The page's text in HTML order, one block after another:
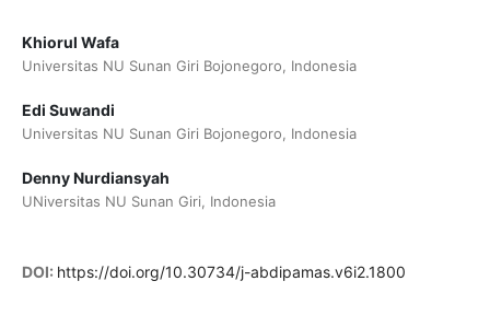
Khiorul Wafa
Universitas NU Sunan Giri Bojonegoro, Indonesia
Edi Suwandi
Universitas NU Sunan Giri Bojonegoro, Indonesia
Denny Nurdiansyah
UNiversitas NU Sunan Giri, Indonesia
DOI: https://doi.org/10.30734/j-abdipamas.v6i2.1800